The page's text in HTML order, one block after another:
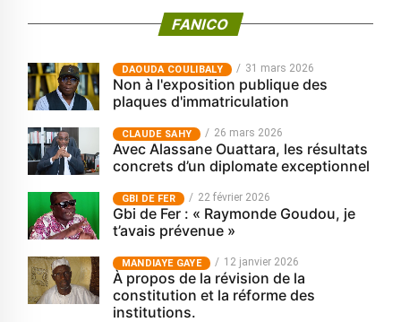
FANICO
‎DAOUDA COULIBALY 31 mars 2026
Non à l'exposition publique des
plaques d'immatriculation
CLAUDE SAHY 26 mars 2026
Avec Alassane Ouattara, les résultats
concrets d’un diplomate exceptionnel
GBI DE FER 22 février 2026
Gbi de Fer : « Raymonde Goudou, je
t’avais prévenue »
MANDIAYE GAYE 12 janvier 2026
À propos de la révision de la
constitution et la réforme des
institutions.